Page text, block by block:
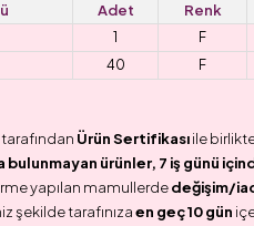
Adet Renk
1 F
40 F
Ürün Sertifikasıile
ürünler, 7 iş günü
yapılan mamullerdedeğişim/
şekilde tarafınızaen geç 10 gün